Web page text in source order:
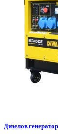
Дизелов